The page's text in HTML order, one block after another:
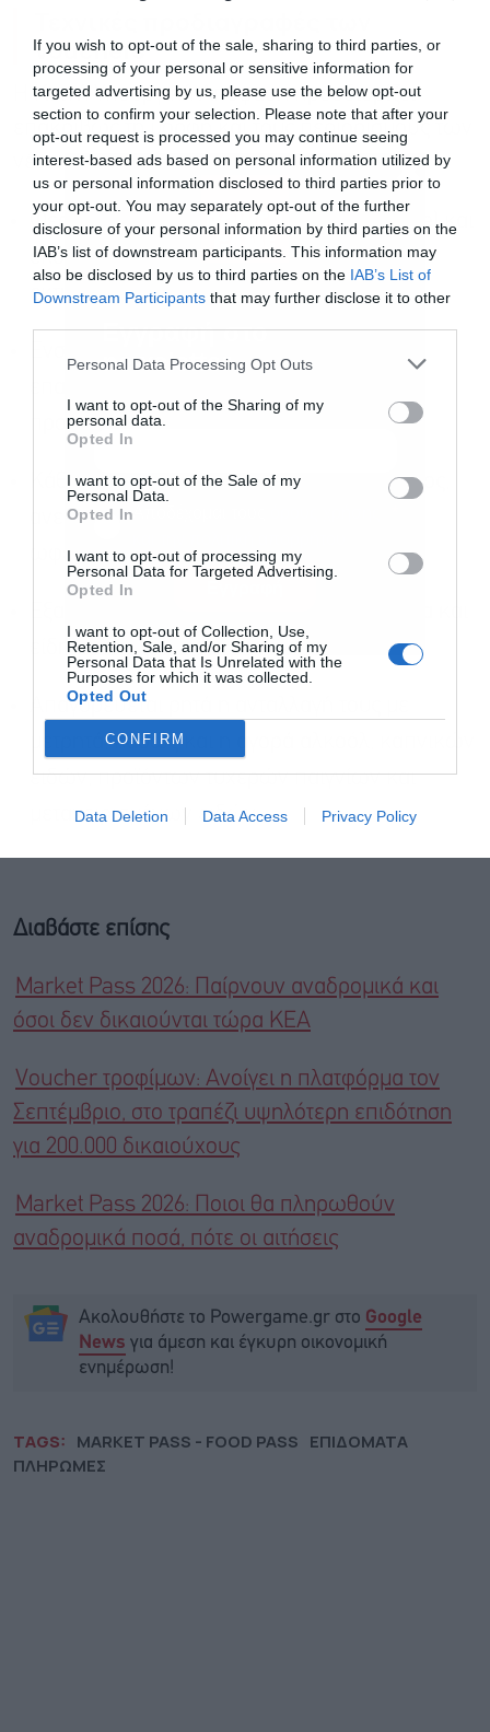
If you wish to opt-out of the sale, sharing to third parties, or
processing of your personal or sensitive information for
targeted advertising by us, please use the below opt-out
section to confirm your selection. Please note that after your
opt-out request is processed you may continue seeing
interest-based ads based on personal information utilized by
us or personal information disclosed to third parties prior to
your opt-out. You may separately opt-out of the further
disclosure of your personal information by third parties on the
IAB’s list of downstream participants. This information may
also be disclosed by us to third parties on the IAB’s List of
Downstream Participants that may further disclose it to other
Personal Data Processing Opt Outs
I want to opt-out of the Sharing of my
personal data.
Opted In
I want to opt-out of the Sale of my
Personal Data.
Opted In
I want to opt-out of processing my
Personal Data for Targeted Advertising.
Opted In
I want to opt-out of Collection, Use,
Retention, Sale, and/or Sharing of my
Personal Data that Is Unrelated with the
Purposes for which it was collected.
Opted Out
CONFIRM
Data Deletion Data Access Privacy Policy
Vouchers
Η Κοινή Υπουργική Απόφαση προσδιορίζει
επακριβώς τη μορφή και τους περιορισμούς των
νέων κουπονιών:
Φέρουν μοναδικό αναγνωριστικό (barcode) και
εκδίδονται σε ηλεκτρονική, ψηφιακή ή
εκτυπώσιμη μορφή.
προϋποθέσεις του ωφελούμενου.
Κάθε φόρτιση έχει διάρκεια ισχύος ένα έτος,
ανεξαρτήτως αν στο μεσοδιάστημα ο
ωφελούμενος απενταχθεί από το ΕΕΕ.
είδη πρώτης ανάγκης.
Απαγορεύεται ρητά η ανταλλαγή τους με
μετρητά, καθώς και η αγορά αλκοόλ, καπνικών
ειδών, προϊόντων τυχερών παιγνίων και
μεταχειρισμένων ειδών.
Διαβάστε επίσης
Market Pass 2026: Παίρνουν αναδρομικά και
όσοι δεν δικαιούνται τώρα ΚΕΑ
Voucher τροφίμων: Ανοίγει η πλατφόρμα τον
Σεπτέμβριο, στο τραπέζι υψηλότερη επιδότηση
για 200.000 δικαιούχους
Market Pass 2026: Ποιοι θα πληρωθούν
αναδρομικά ποσά, πότε οι αιτήσεις
Ακολουθήστε το Powergame.gr στο Google
News για άμεση και έγκυρη οικονομική
ενημέρωση!
TAGS: MARKET PASS - FOOD PASS ΕΠΙΔΟΜΑΤΑ
ΠΛΗΡΩΜΕΣ
Εγγραφή στο
newsletter
Αποδέχομαι τους